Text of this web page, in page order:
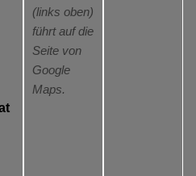
(links oben)
führt auf die
Seite von
Google
Maps.